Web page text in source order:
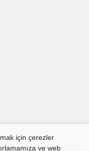
için çerezler
ve web